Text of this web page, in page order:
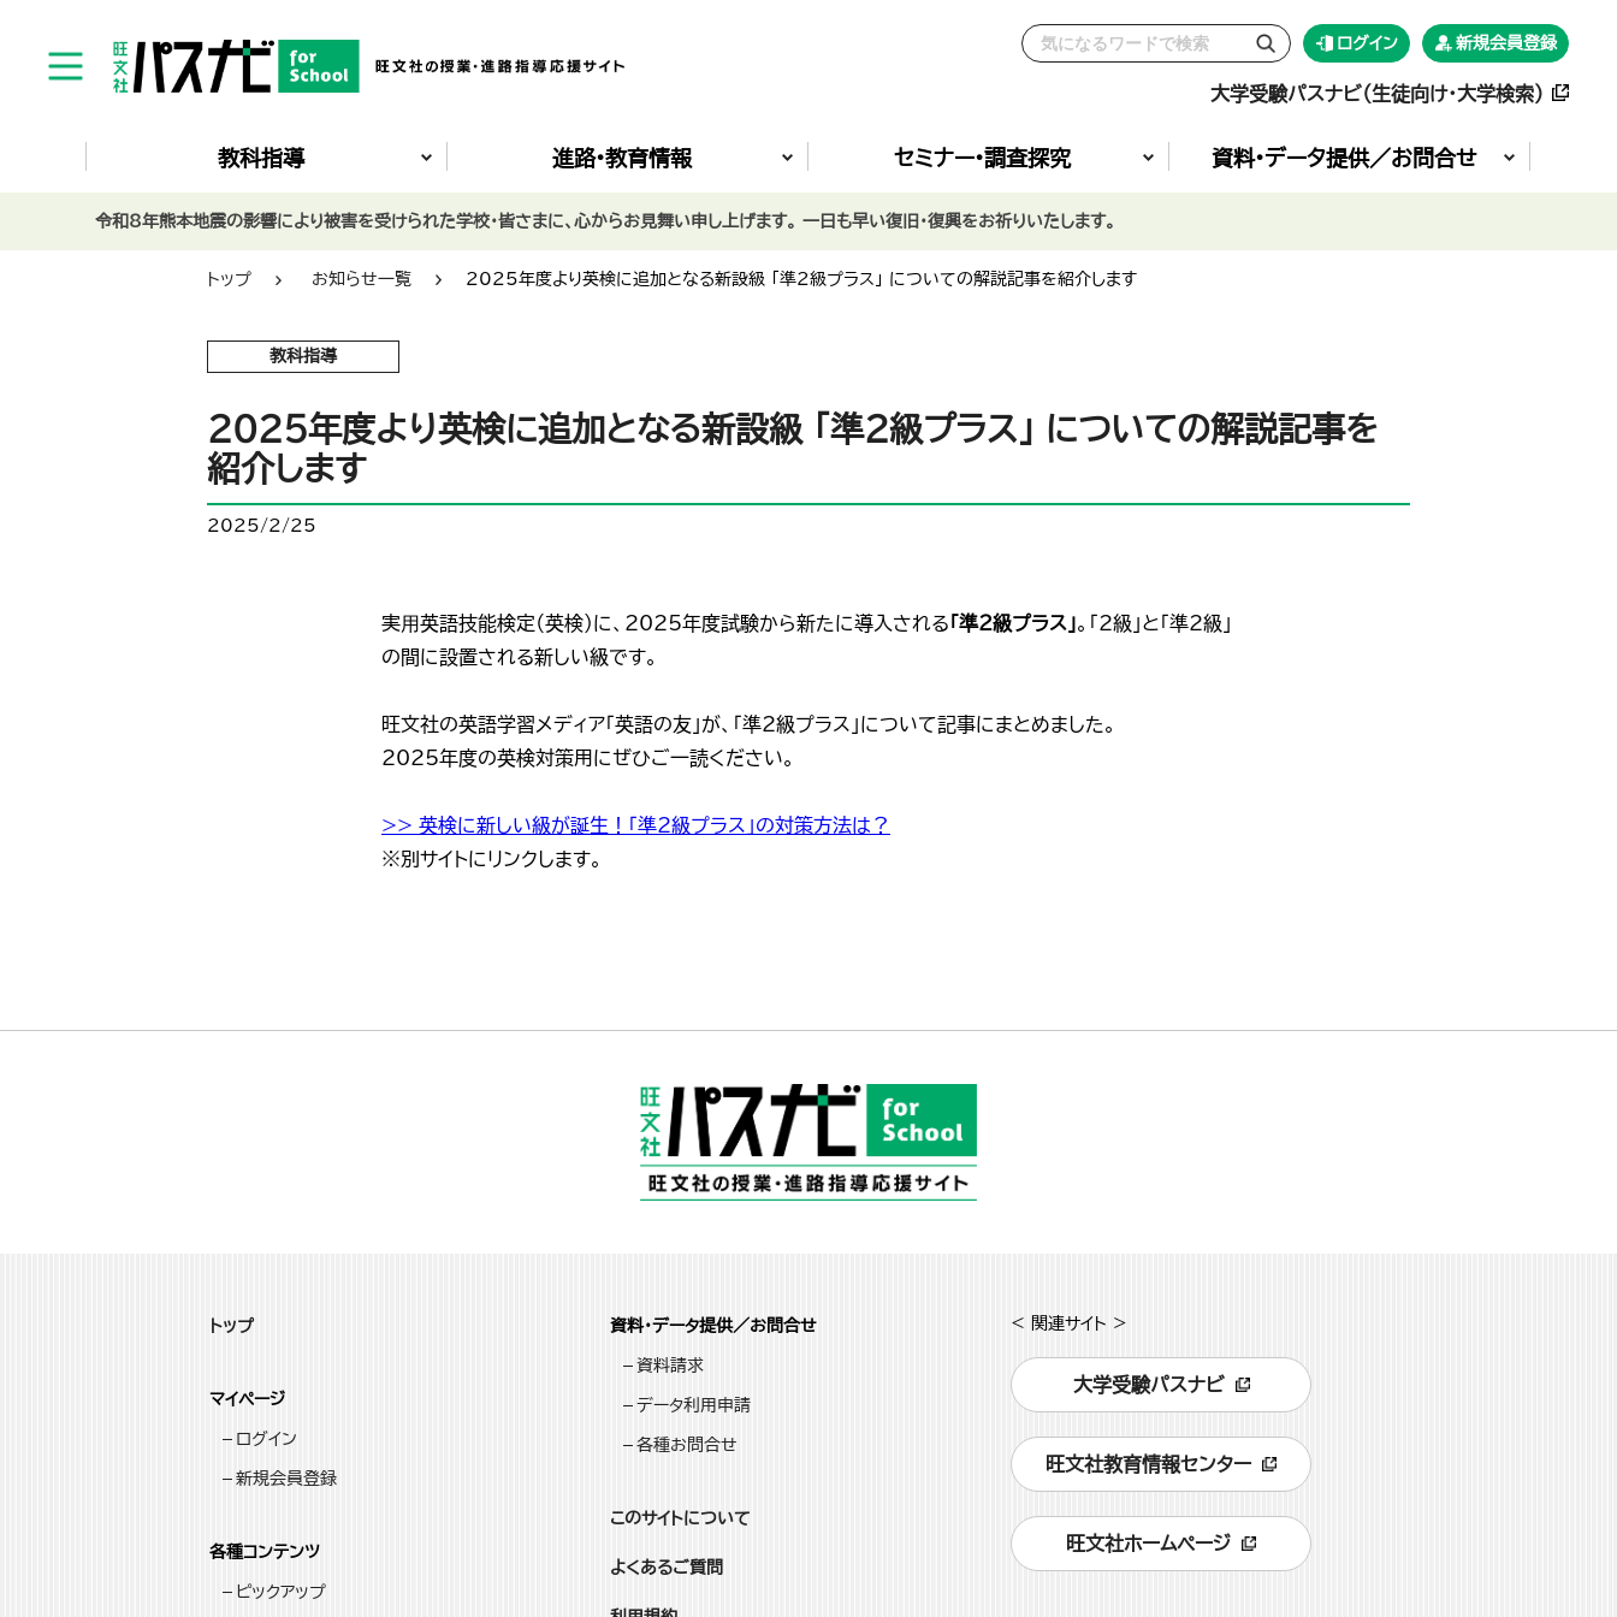
ログイン 新規会員登録
大学受験パスナビ（生徒向け・大学検索）
教科指導 進路•教育情報 セミナー•調査探究 資料•データ提供／お問合せ
トップ お知らせ一覧 2025年度より英検に追加となる新設級 「準2級プラス」 についての解説記事を紹介します
教科指導
2025年度より英検に追加となる新設級 「準2級プラス」 についての解説記事を
紹介します
2025/2/25
実⽤英語技能検定（英検）に、2025年度試験から新たに導入される 「準2級プラス」。「2級」と「準2級」
の間に設置される新しい級です。
旺文社の英語学習メディア「英語の友」が、「準2級プラス」について記事にまとめました。
2025年度の英検対策用にぜひご一読ください。
>> 英検に新しい級が誕生！「準2級プラス」の対策方法は？
※別サイトにリンクします。
トップ
マイページ
ログイン
新規会員登録
各種コンテンツ
ピックアップ
資料・データ提供／お問合せ
資料請求
データ利用申請
各種お問合せ
このサイトについて
よくあるご質問
< 関連サイト >
大学受験パスナビ
旺文社教育情報センター
旺文社ホームページ
令和8年熊本地震の影響により被害を受けられた学校・皆さまに、心からお見舞い申し上げます。 一日も早い復旧・復興をお祈りいたします。